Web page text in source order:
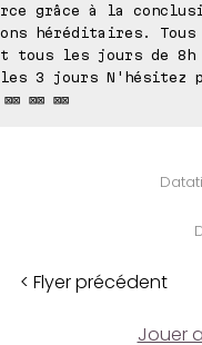
grâce à la
héréditaires. Tous
tous les jours de 8h
3 jours N'hésitez
⊠⊠ ⊠⊠
< Flyer précédent
Jouer